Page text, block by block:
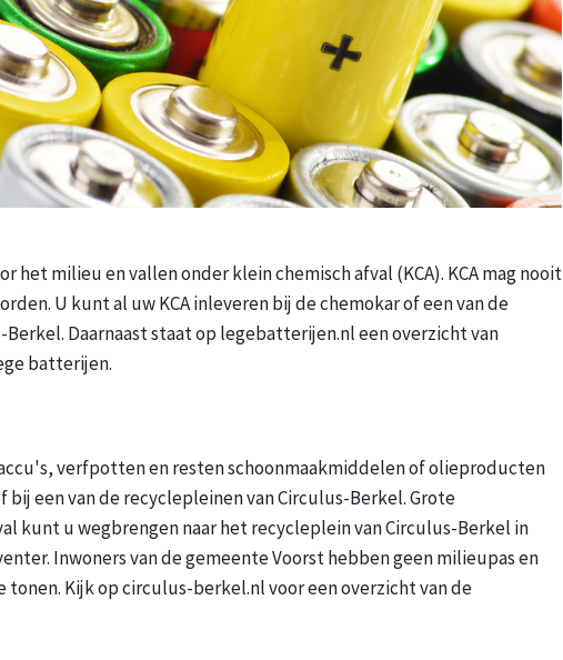
het milieu en vallen onder klein chemisch afval (KCA). KCA mag nooit
U kunt al uw KCA inleveren bij de chemokar of een van de
Daarnaast staat op legebatterijen.nl een overzicht van
batterijen.
verfpotten en resten schoonmaakmiddelen of olieproducten
bij een van de recyclepleinen van Circulus-Berkel. Grote
kunt u wegbrengen naar het recycleplein van Circulus-Berkel in
Inwoners van de gemeente Voorst hebben geen milieupas en
tonen. Kijk op circulus-berkel.nl voor een overzicht van de